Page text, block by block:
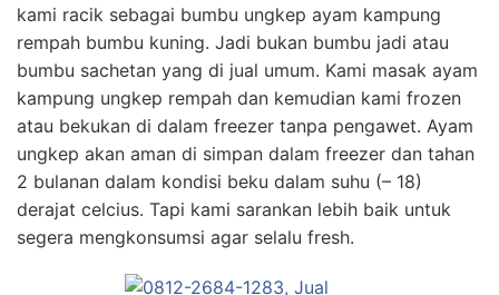
kami racik sebagai bumbu ungkep ayam kampung
rempah bumbu kuning. Jadi bukan bumbu jadi atau
bumbu sachetan yang di jual umum. Kami masak ayam
kampung ungkep rempah dan kemudian kami frozen
atau bekukan di dalam freezer tanpa pengawet. Ayam
ungkep akan aman di simpan dalam freezer dan tahan
2 bulanan dalam kondisi beku dalam suhu (– 18)
derajat celcius. Tapi kami sarankan lebih baik untuk
segera mengkonsumsi agar selalu fresh.